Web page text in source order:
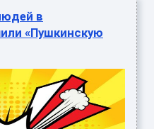
в
«Пушкинскую